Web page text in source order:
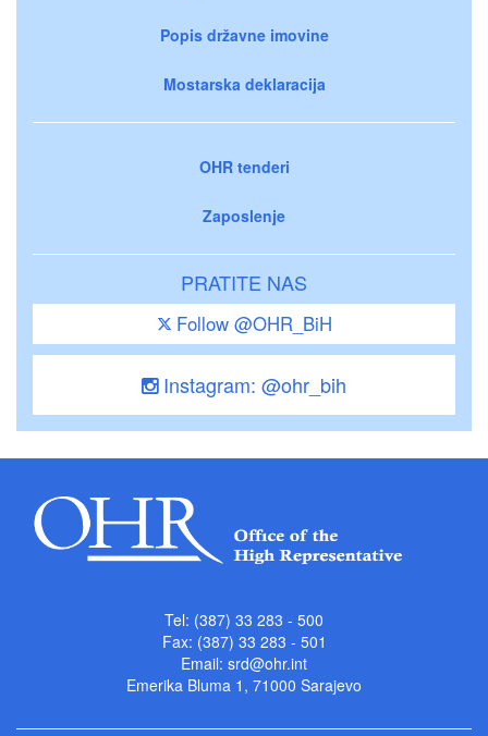
Popis državne imovine
Mostarska deklaracija
OHR tenderi
Zaposlenje
PRATITE NAS
Follow @OHR_BiH
Instagram: @ohr_bih
Tel: (387) 33 283 - 500
Fax: (387) 33 283 - 501
Email: srd@ohr.int
Emerika Bluma 1, 71000 Sarajevo